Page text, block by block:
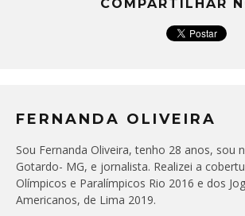
COMPARTILHAR
FERNANDA OLIVEIRA
Sou Fernanda Oliveira, tenho 28 anos, sou
Gotardo- MG, e jornalista. Realizei a
Olímpicos e Paralímpicos Rio 2016 e dos
Americanos, de Lima 2019.